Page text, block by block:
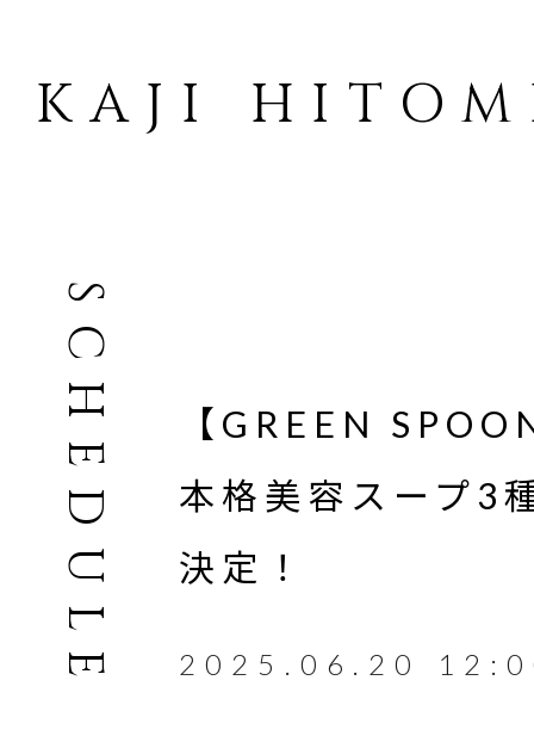
KAJI
SCHEDULE
【GREEN
本格美容スープ3
決定！
2025.06.20